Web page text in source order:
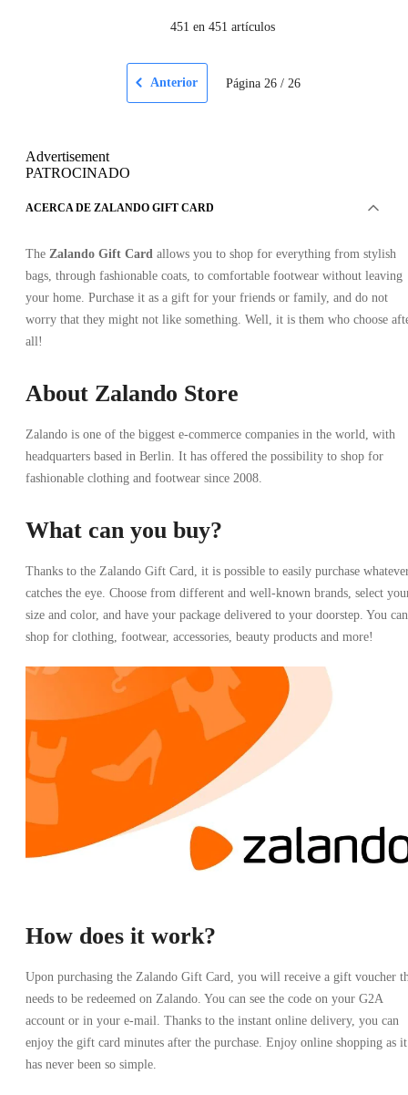
451 en 451 artículos
Anterior Página 26/ 26
Advertisement
PATROCINADO
ACERCA DE ZALANDO GIFT CARD
The Zalando Gift Card allows you to shop for everything from stylish
bags, through fashionable coats, to comfortable footwear without leaving
your home. Purchase it as a gift for your friends or family, and do not
worry that they might not like something. Well, it is them who choose
all!
About Zalando Store
Zalando is one of the biggest e-commerce companies in the world, with
headquarters based in Berlin. It has offered the possibility to shop for
fashionable clothing and footwear since 2008.
What can you buy?
Thanks to the Zalando Gift Card, it is possible to easily purchase
catches the eye. Choose from different and well-known brands, select
size and color, and have your package delivered to your doorstep. You can
shop for clothing, footwear, accessories, beauty products and more!
How does it work?
Upon purchasing the Zalando Gift Card, you will receive a gift voucher
needs to be redeemed on Zalando. You can see the code on your G2A
account or in your e-mail. Thanks to the instant online delivery, you can
enjoy the gift card minutes after the purchase. Enjoy online shopping as it
has never been so simple.